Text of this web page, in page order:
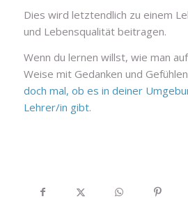
Dies wird letztendlich zu einem
und Lebensqualität beitragen.
Wenn du lernen willst, wie man
Weise mit Gedanken und
doch mal, ob es in deiner
Lehrer/in gibt.